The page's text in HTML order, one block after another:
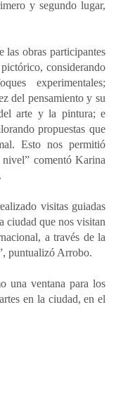
y segundo lugar,
las obras participantes
considerando
experimentales;
del pensamiento y su
arte y la pintura; e
propuestas que
Esto nos permitió
comentó Karina
visitas guiadas
ciudad que nos visitan
a través de la
puntualizó Arrobo.
una ventana para los
en la ciudad, en el